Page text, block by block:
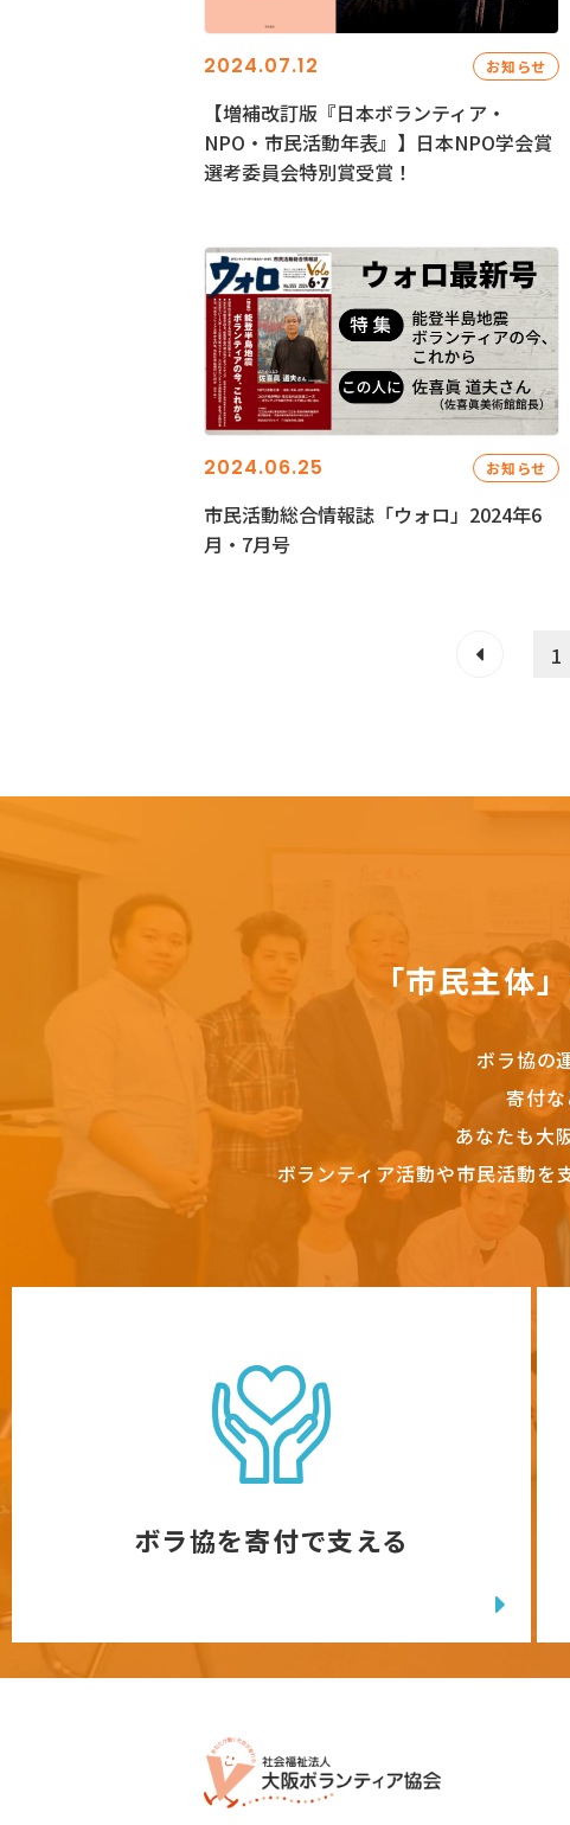
2024.07.12 お知らせ
【増補改訂版『日本ボランティア・
NPO・市民活動年表』】日本NPO学会賞
選考委員会特別賞受賞！
2024.06.25 お知らせ
市民活動総合情報誌「ウォロ」2024年6
月・7月号
1
「市民主体
ボラ協の
寄付
あなたも大
ボランティア活動や市民活動を
ボラ協を寄付で支える